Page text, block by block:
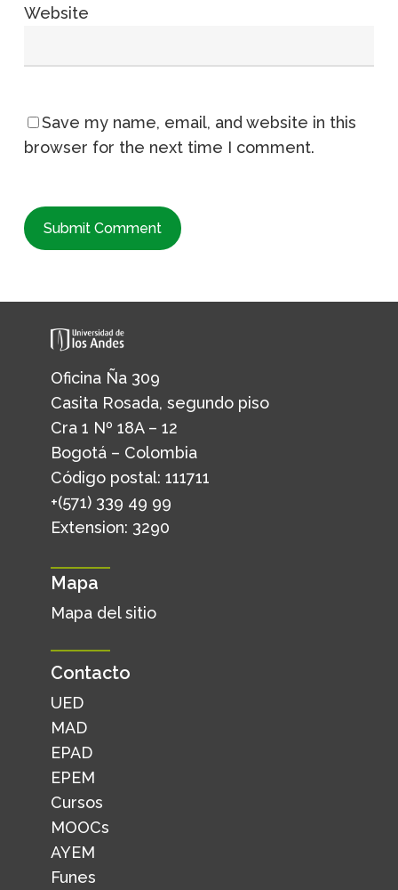
Website
Save my name, email, and website in this
browser for the next time I comment.
Oficina Ña 309
Casita Rosada, segundo piso
Cra 1 Nº 18A – 12
Bogotá – Colombia
Código postal: 111711
+(571) 339 49 99
Extension: 3290
Mapa
Mapa del sitio
Contacto
UED
MAD
EPAD
EPEM
Cursos
MOOCs
AYEM
Funes